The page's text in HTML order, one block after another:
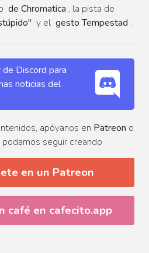
de Chromatica , la pista de
y el gesto Tempestad .
Discord para
noticias del
apóyanos en Patreon o
podamos seguir creando
en un Patreon
café en cafecito.app